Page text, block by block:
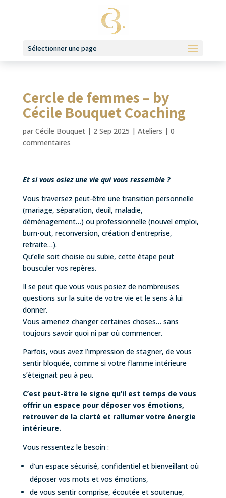
Sélectionner une page
Cercle de femmes – by
Cécile Bouquet Coaching
par Cécile Bouquet| 2 Sep 2025 | Ateliers | 0
commentaires
Et si vous osiez une vie qui vous ressemble ?
Vous traversez peut-être une transition personnelle
(mariage, séparation, deuil, maladie,
déménagement…) ou professionnelle (nouvel emploi,
burn-out, reconversion, création d’entreprise,
retraite…).
Qu’elle soit choisie ou subie, cette étape peut
bousculer vos repères.
Il se peut que vous vous posiez de nombreuses
questions sur la suite de votre vie et le sens à lui
donner.
Vous aimeriez changer certaines choses… sans
toujours savoir quoi ni par où commencer.
Parfois, vous avez l’impression de stagner, de vous
sentir bloquée, comme si votre flamme intérieure
s’éteignait peu à peu.
C’est peut-être le signe qu’il est temps de vous
offrir un espace pour déposer vos émotions,
retrouver de la clarté et rallumer votre énergie
intérieure.
Vous ressentez le besoin :
d’un espace sécurisé, confidentiel et bienveillant où
déposer vos mots et vos émotions,
de vous sentir comprise, écoutée et soutenue,